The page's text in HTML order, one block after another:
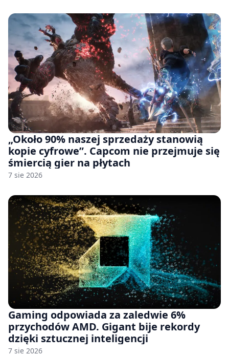
„Około 90% naszej sprzedaży stanowią
kopie cyfrowe”. Capcom nie przejmuje się
śmiercią gier na płytach
7 sie 2026
Gaming odpowiada za zaledwie 6%
przychodów AMD. Gigant bije rekordy
dzięki sztucznej inteligencji
7 sie 2026